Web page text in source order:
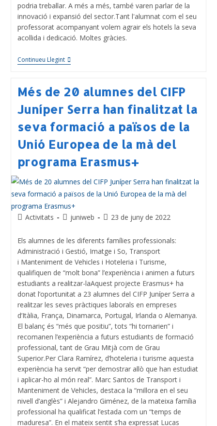
podria treballar. A més a més, també varen parlar de la
innovació i expansió del sector.Tant l'alumnat com el seu
professorat acompanyant volem agrair els hotels la seva
acollida i dedicació. Moltes gràcies.
Continueu Llegint
Més de 20 alumnes del CIFP
Juníper Serra han finalitzat la
seva formació a països de la
Unió Europea de la mà del
programa Erasmus+
Activitats juniweb 23 de juny de 2022
Els alumnes de les diferents famílies professionals:
Administració i Gestió, Imatge i So, Transport
i Manteniment de Vehicles i Hoteleria i Turisme,
qualifiquen de “molt bona” l’experiència i animen a futurs
estudiants a realitzar-laAquest projecte Erasmus+ ha
donat l’oportunitat a 23 alumnes del CIFP Juníper Serra a
realitzar les seves pràctiques laborals en empreses
d’Itàlia, França, Dinamarca, Portugal, Irlanda o Alemanya.
El balanç és “més que positiu”, tots “hi tornarien” i
recomanen l’experiència a futurs estudiants de formació
professional, tant de Grau Mitjà com de Grau
Superior.Per Clara Ramírez, d’hoteleria i turisme aquesta
experiència ha servit “per demostrar allò que han estudiat
i aplicar-ho al món real”. Marc Santos de Transport i
Manteniment de Vehicles, destaca la “millora en el seu
nivell d’anglès” i Alejandro Giménez, de la mateixa família
professional ha qualificat l’estada com un “temps de
maduresa”. En el mateix sentit s’ha expressat Lucas